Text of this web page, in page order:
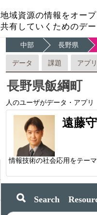
地域資源の情報をオー
共有していくためのデ
中部 長野県
データ 課題 アプリ
長野県飯綱町
人のユーザがデータ・アプ
遠藤守
Search